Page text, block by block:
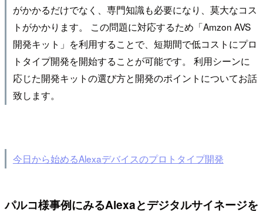
がかかるだけでなく、専門知識も必要になり、莫大なコス
トがかかります。 この問題に対応するため「Amzon AVS
開発キット」を利用することで、短期間で低コストにプロ
トタイプ開発を開始することが可能です。 利用シーンに
応じた開発キットの選び方と開発のポイントについてお話
致します。
今日から始めるAlexaデバイスのプロトタイプ開発
パルコ様事例にみるAlexaとデジタルサイネージを